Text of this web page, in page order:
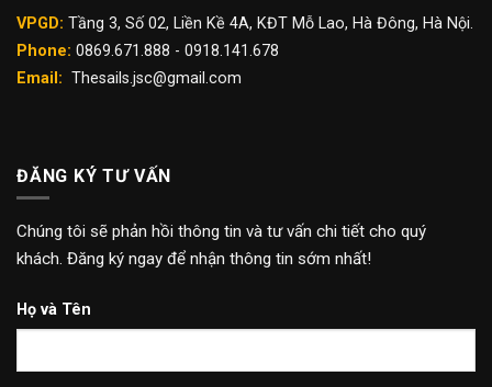
VPGD: Tầng 3, Số 02, Liền Kề 4A, KĐT Mỗ Lao, Hà Đông, Hà Nội.
Phone: 0869.671.888 - 0918.141.678
Email: Thesails.jsc@gmail.com
ĐĂNG KÝ TƯ VẤN
Chúng tôi sẽ phản hồi thông tin và tư vấn chi tiết cho quý
khách. Đăng ký ngay để nhận thông tin sớm nhất!
Họ và Tên